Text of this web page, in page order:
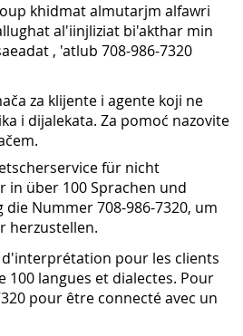
khidmat almutarjm alfawri
al'iinjliziat bi'akthar min
, 'atlub 708-986-7320
za klijente i agente koji ne
i dijalekata. Za pomoć nazovite
für nicht
in über 100 Sprachen und
Nummer 708-986-7320, um
herzustellen.
pour les clients
100 langues et dialectes. Pour
pour être connecté avec un